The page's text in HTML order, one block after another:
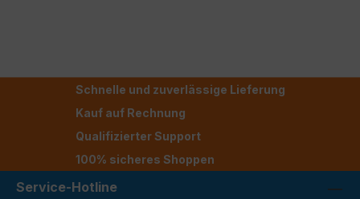
Schnelle und zuverlässige Lieferung
Kauf auf Rechnung
Qualifizierter Support
100% sicheres Shoppen
Service-Hotline